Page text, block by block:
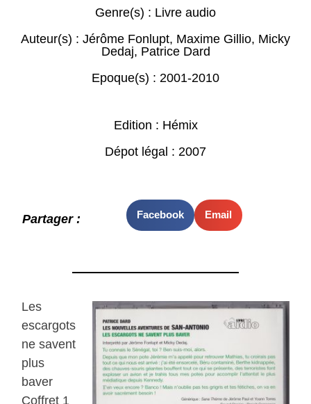
Genre(s) : Livre audio
Auteur(s) : Jérôme Fonlupt, Maxime Gillio, Micky
Dedaj, Patrice Dard
Epoque(s) : 2001-2010
Edition : Hémix
Dépot légal : 2007
Partager : Facebook Email
Les
escargots
ne savent
plus
baver
Coffret 1